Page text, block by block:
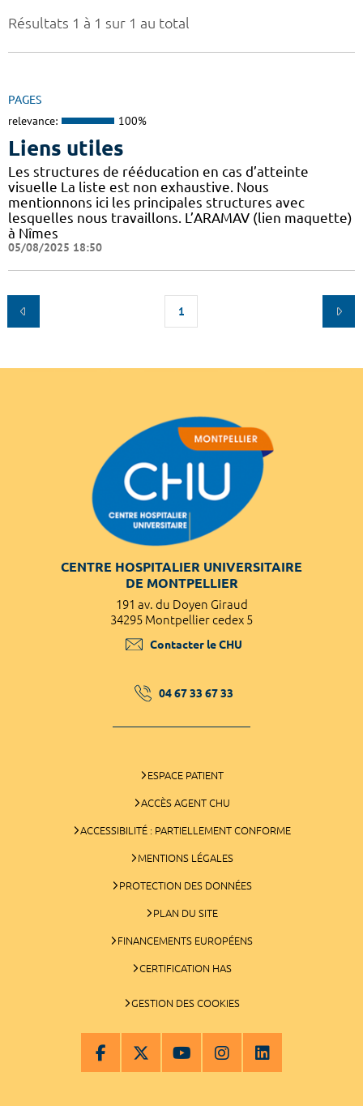
Résultats 1 à 1 sur 1 au total
PAGES
relevance: 100%
Liens utiles
Les structures de rééducation en cas d’atteinte
visuelle La liste est non exhaustive. Nous
mentionnons ici les principales structures avec
lesquelles nous travaillons. L’ARAMAV (lien maquette)
à Nîmes
05/08/2025 18:50
1
CENTRE HOSPITALIER UNIVERSITAIRE
DE MONTPELLIER
191 av. du Doyen Giraud
34295 Montpellier cedex 5
Contacter le CHU
04 67 33 67 33
ESPACE PATIENT
ACCÈS AGENT CHU
ACCESSIBILITÉ : PARTIELLEMENT CONFORME
MENTIONS LÉGALES
PROTECTION DES DONNÉES
PLAN DU SITE
FINANCEMENTS EUROPÉENS
CERTIFICATION HAS
GESTION DES COOKIES